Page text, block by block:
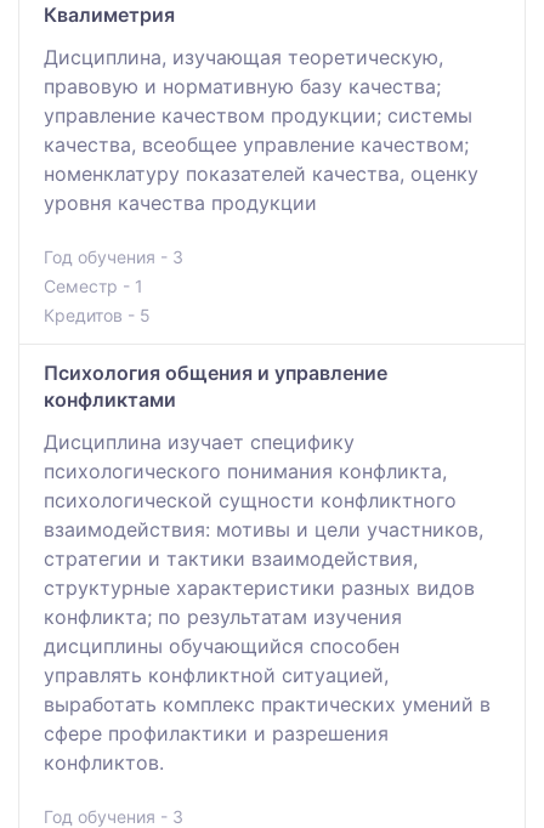
Квалиметрия
Дисциплина, изучающая теоретическую,
правовую и нормативную базу качества;
управление качеством продукции; системы
качества, всеобщее управление качеством;
номенклатуру показателей качества, оценку
уровня качества продукции
Год обучения - 3
Семестр - 1
Кредитов - 5
Психология общения и управление
конфликтами
Дисциплина изучает специфику
психологического понимания конфликта,
психологической сущности конфликтного
взаимодействия: мотивы и цели участников,
стратегии и тактики взаимодействия,
структурные характеристики разных видов
конфликта; по результатам изучения
дисциплины обучающийся способен
управлять конфликтной ситуацией,
выработать комплекс практических умений в
сфере профилактики и разрешения
конфликтов.
Год обучения - 3